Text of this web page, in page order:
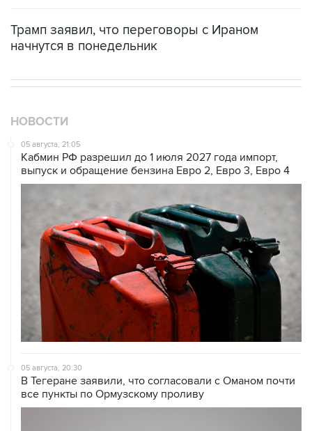
Трамп заявил, что переговоры с Ираном
начнутся в понедельник
НОВОСТИ
05 августа, 21:05
Кабмин РФ разрешил до 1 июля 2027 года импорт,
выпуск и обращение бензина Евро 2, Евро 3, Евро 4
05 августа, 20:30
В Тегеране заявили, что согласовали с Оманом почти
все пункты по Ормузскому проливу